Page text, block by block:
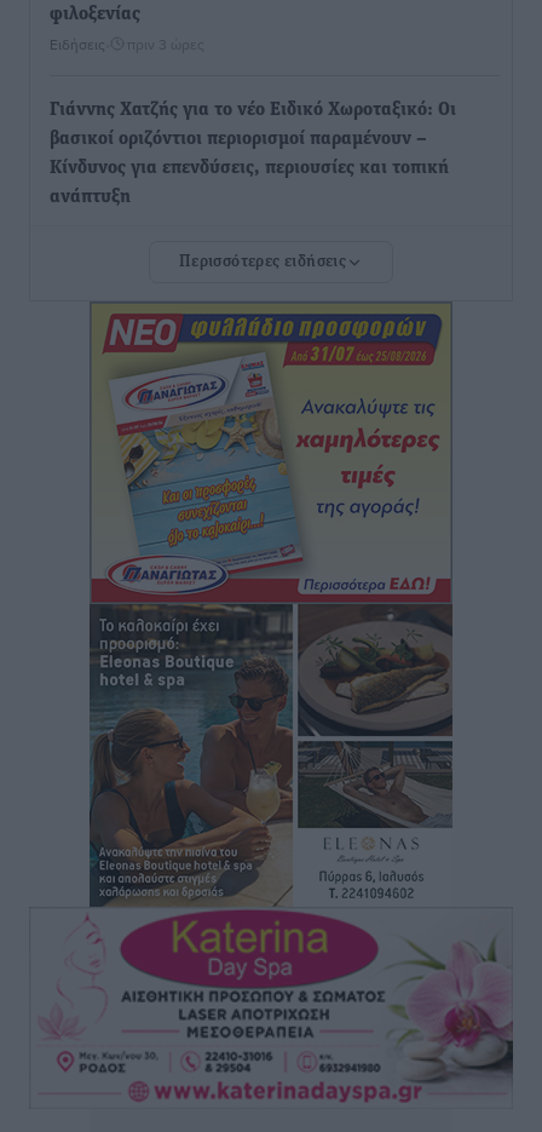
φιλοξενίας
Ειδήσεις πριν 3 ώρες
Γιάννης Χατζής για το νέο Ειδικό Χωροταξικό: Οι
βασικοί οριζόντιοι περιορισμοί παραμένουν –
Κίνδυνος για επενδύσεις, περιουσίες και τοπική
ανάπτυξη
δεν υπάρχουν περιθώρια εφησυχασμού
Ειδήσεις• πριν 3 ώρες
Στον Άγιο Νικόλαο Χάλκης ανοίγει ξανά το
ανανεωμένο εκκλησιαστικό μουσείο από τη Λέσχη
Lions Χάλκης
Τοπικές Ειδήσεις • πριν 3 ώρες
Ρόδος: «Βουλιάζει» από τουρίστες – Πάνω από 1 εκατ.
επιβάτες και 55 κρουαζιερόπλοια
Τοπικές Ειδήσεις• πριν 3 ώρες
Γ’ Εθνική Κατηγορία: Οι ημερομηνίες των
αγωνιστικών της κανονικής περιόδου
• πριν 9 ώρες
Συνελήφθησαν δύο άτομα στην Κάρπαθο για άγρα
πελατών
Τοπικές Ειδήσεις• πριν 9 ώρες
Χωρίς υποχρεωτική παρουσία μικρών στη 12άδα
Αθλητικά πριν 9 ώρες
Ο Πελεκάνος, οι ανεμογεννήτριες και μια κοινότητα
που κανείς δεν ρώτησε
Δημο-Κρίσεις• πριν 9 ώρες
Περισσότερες ειδήσεις